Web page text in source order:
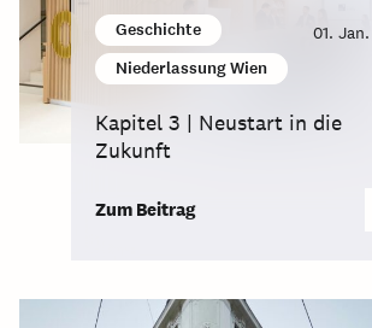
Geschichte
Niederlassung Wien
01.
Kapitel 3 | Neustart in die
Zukunft
Zum Beitrag